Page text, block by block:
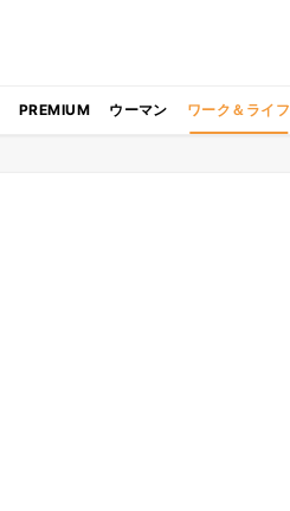
PREMIUM ウーマン ワーク＆ライフ